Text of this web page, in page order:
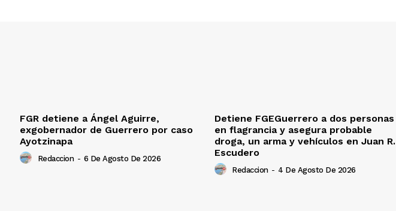
FGR detiene a Ángel Aguirre,
exgobernador de Guerrero por caso
Ayotzinapa
Redaccion - 6 De Agosto De 2026
Detiene FGEGuerrero a dos personas
en flagrancia y asegura probable
droga, un arma y vehículos en Juan R.
Escudero
Redaccion - 4 De Agosto De 2026